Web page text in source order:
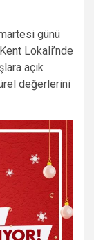
günü
Lokali’nde
açık
değerlerini